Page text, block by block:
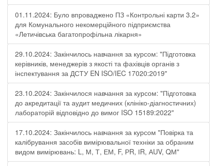
01.11.2024: Було впроваджено ПЗ «Контрольні карти 3.2»
для Комунального некомерційного підприємства
«Летичівська багатопрофільна лікарня»
29.10.2024: Закінчилось навчання за курсом: "Підготовка
керівників, менеджерів з якості та фахівців органів з
інспектування за ДСТУ EN ISO/IEC 17020:2019"
23.10.2024: Закінчилося навчання за курсом: "Підготовка
до акредитації та аудит медичних (клініко-діагностичних)
лабораторій відповідно до вимог ISO 15189:2022"
17.10.2024: Закінчилось навчання за курсом "Повірка та
калібрування засобів вимірювальної техніки за обраним
видом вимірювань: L, М, Т, ЕМ, F, РR, ІR, АUV, QМ"